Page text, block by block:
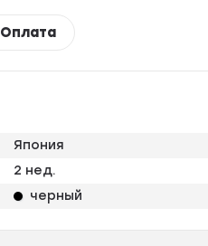
Оплата
Япония
2 нед.
черный